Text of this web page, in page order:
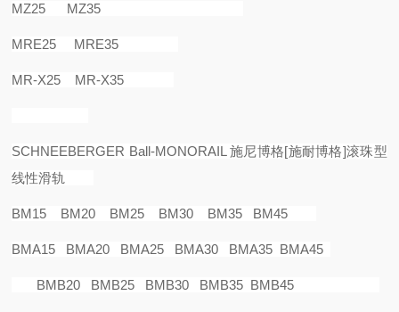
MZ25 MZ35
MRE25 MRE35
MR-X25 MR-X35
SCHNEEBERGER Ball-MONORAIL施尼博格[施耐博格]滚珠型
线性滑轨
BM15 BM20 BM25 BM30 BM35 BM45
BMA15 BMA20 BMA25 BMA30 BMA35 BMA45
BMB20 BMB25 BMB30 BMB35 BMB45